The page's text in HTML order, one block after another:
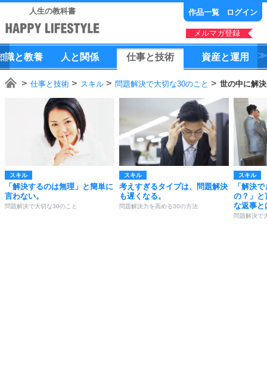
人生の教科書 作品一覧 ログイン
メルマガ登録
識と教養 人 と 関係 仕事と技術 資産と運用
仕事と技術 スキル 問題解決で大切な30のこと 世の中に解
スキル
「解決するのは無理」と簡単に
言わない。
問題解決で大切な30のこと
スキル
考えすぎるタイプは、問題解決
も遅くなる。
問題解決力を高める30の方法
スキル
「解決
の？」と
な返事と
問題解決で